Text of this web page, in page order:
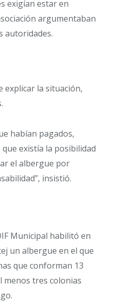
exigían estar en
argumentaban
autoridades.
explicar la situación,
habían pagados,
existía la posibilidad
el albergue por
insistió.
Municipal habilitó en
un albergue en el que
que conforman 13
menos tres colonias